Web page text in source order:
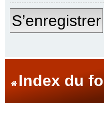
S’enregistrer
Index du